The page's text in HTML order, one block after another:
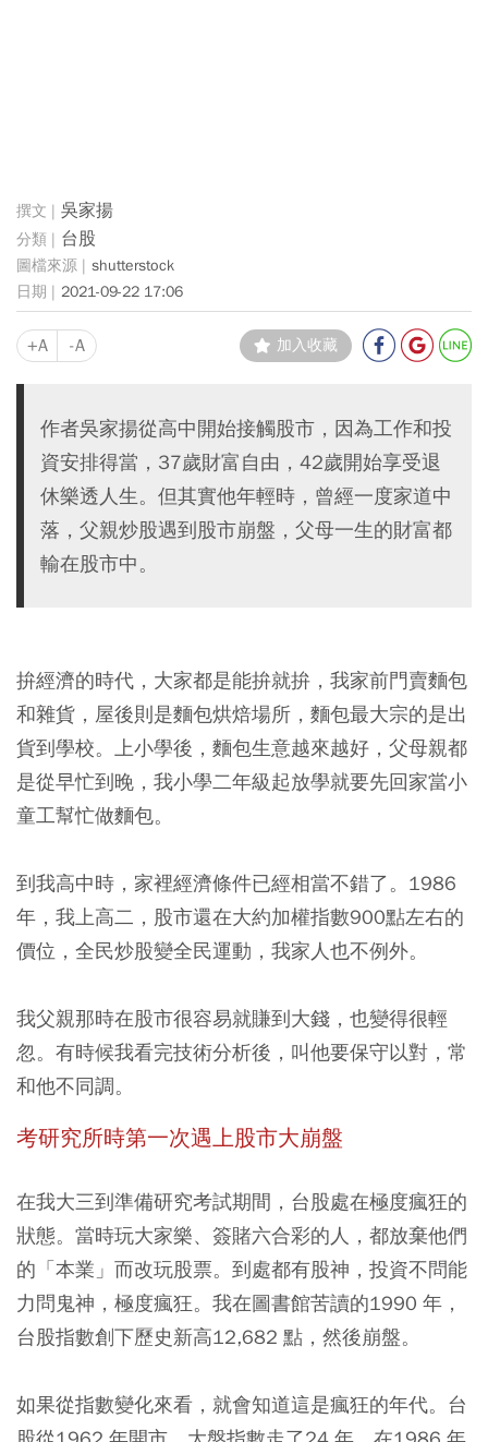
吳家揚
台股
shutterstock
2021-09-22 17:06
+A -A 加入收藏
作者吳家揚從高中開始接觸股市，因為工作和投
資安排得當，37歲財富自由，42歲開始享受退
休樂透人生。但其實他年輕時，曾經一度家道中
落，父親炒股遇到股市崩盤，父母一生的財富都
輸在股市中。
拚經濟的時代，大家都是能拚就拚，我家前門賣麵包
和雜貨，屋後則是麵包烘焙場所，麵包最大宗的是出
貨到學校。上小學後，麵包生意越來越好，父母親都
是從早忙到晚，我小學二年級起放學就要先回家當小
童工幫忙做麵包。
到我高中時，家裡經濟條件已經相當不錯了。1986
年，我上高二，股市還在大約加權指數900點左右的
價位，全民炒股變全民運動，我家人也不例外。
我父親那時在股市很容易就賺到大錢，也變得很輕
忽。有時候我看完技術分析後，叫他要保守以對，常
和他不同調。
考研究所時第一次遇上股市大崩盤
在我大三到準備研究考試期間，台股處在極度瘋狂的
狀態。當時玩大家樂、簽賭六合彩的人，都放棄他們
的「本業」而改玩股票。到處都有股神，投資不問能
力問鬼神，極度瘋狂。我在圖書館苦讀的1990 年，
台股指數創下歷史新高12,682 點，然後崩盤。
如果從指數變化來看，就會知道這是瘋狂的年代。台